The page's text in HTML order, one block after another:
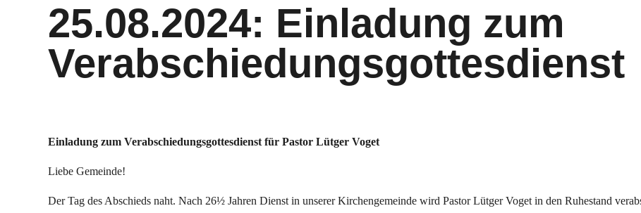
25.08.2024: Einladung zum
Verabschiedungsgottesdienst
Einladung zum Verabschiedungsgottesdienst für Pastor Lütger Voget
Liebe Gemeinde!
Der Tag des Abschieds naht. Nach 26½ Jahren Dienst in unserer Kirchengemeinde wird Pastor Lütger Voget in den Ruhestand